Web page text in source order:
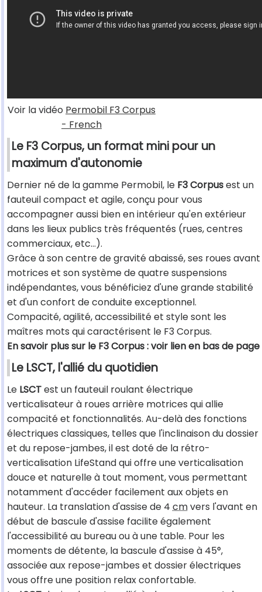
Voir la vidéo Permobil F3 Corpus
- French
Le F3 Corpus, un format mini pour un
maximum d'autonomie
Dernier né de la gamme Permobil, le F3 Corpusest un
fauteuil compact et agile, conçu pour vous
accompagner aussi bien en intérieur qu'en extérieur
dans les lieux publics très fréquentés (rues, centres
commerciaux, etc...).
Grâce à son centre de gravité abaissé, ses roues avant
motrices et son système de quatre suspensions
indépendantes, vous bénéficiez d'une grande stabilité
et d'un confort de conduite exceptionnel.
Compacité, agilité, accessibilité et style sont les
maîtres mots qui caractérisent le F3 Corpus.
En savoir plus sur le F3 Corpus : voir lien en bas de page
Le LSCT, l'allié du quotidien
Le LSCTest un fauteuil roulant électrique
verticalisateur à roues arrière motrices qui allie
compacité et fonctionnalités. Au-delà des fonctions
électriques classiques, telles que l'inclinaison du dossier
et du repose-jambes, il est doté de la rétro-
verticalisation LifeStand qui offre une verticalisation
douce et naturelle à tout moment, vous permettant
notamment d'accéder facilement aux objets en
hauteur. La translation d'assise de 4 cmvers l'avant en
début de bascule d'assise facilite également
l'accessibilité au bureau ou à une table. Pour les
moments de détente, la bascule d'assise à 45°,
associée aux repose-jambes et dossier électriques
vous offre une position relax confortable.